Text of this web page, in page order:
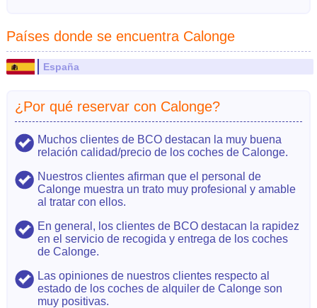
Países donde se encuentra Calonge
España
¿Por qué reservar con Calonge?
Muchos clientes de BCO destacan la muy buena
relación calidad/precio de los coches de Calonge.
Nuestros clientes afirman que el personal de
Calonge muestra un trato muy profesional y amable
al tratar con ellos.
En general, los clientes de BCO destacan la rapidez
en el servicio de recogida y entrega de los coches
de Calonge.
Las opiniones de nuestros clientes respecto al
estado de los coches de alquiler de Calonge son
muy positivas.